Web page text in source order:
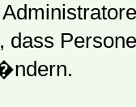
dass